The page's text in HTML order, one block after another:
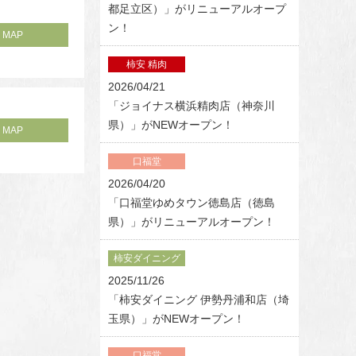
MAP
MAP
都足立区）」がリニューアルオープ
ン！
柿安 精肉
2026/04/21
「ジョイナス横浜精肉店（神奈川
県）」がNEWオープン！
口福堂
2026/04/20
「口福堂ゆめタウン徳島店（徳島
県）」がリニューアルオープン！
柿安ダイニング
2025/11/26
「柿安ダイニング 伊勢丹浦和店（埼
玉県）」がNEWオープン！